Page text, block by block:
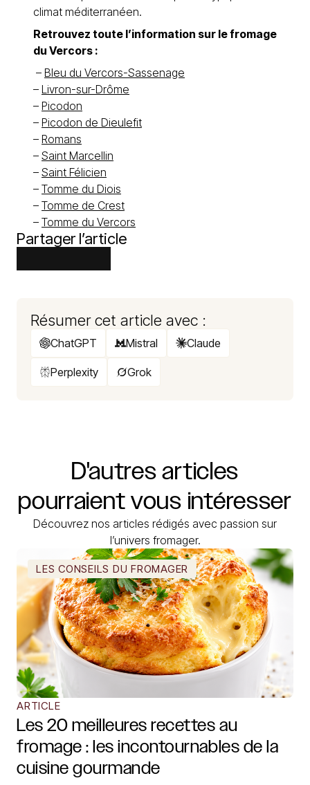
climat méditerranéen.
Retrouvez toute l’information sur le fromage
du Vercors :
– Bleu du Vercors-Sassenage
– Livron-sur-Drôme
– Picodon
– Picodon de Dieulefit
– Romans
– Saint Marcellin
– Saint Félicien
– Tomme du Diois
– Tomme de Crest
– Tomme du Vercors
Partager l’article
Résumer cet article avec :
ChatGPT Mistral Claude
Perplexity Grok
D'autres articles
pourraientvous intéresser
Découvrez nos articles rédigés avec passion sur
l’univers fromager.
LES CONSEILS DU FROMAGER
ARTICLE
Les 20 meilleures recettes au
fromage : les incontournables de la
cuisine gourmande